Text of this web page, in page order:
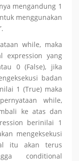
mengandung 1
menggunakan
while, maka
expression yang
0 (False), jika
badan
1 (True) maka
while,
ke atas dan
berinilai 1
mengeksekusi
itu akan terus
conditional